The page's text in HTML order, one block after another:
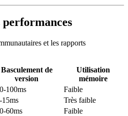
performances
et les rapports
Basculement de
version
Utilisation
mémoire
100ms
Faible
15ms
Très faible
60ms
Faible